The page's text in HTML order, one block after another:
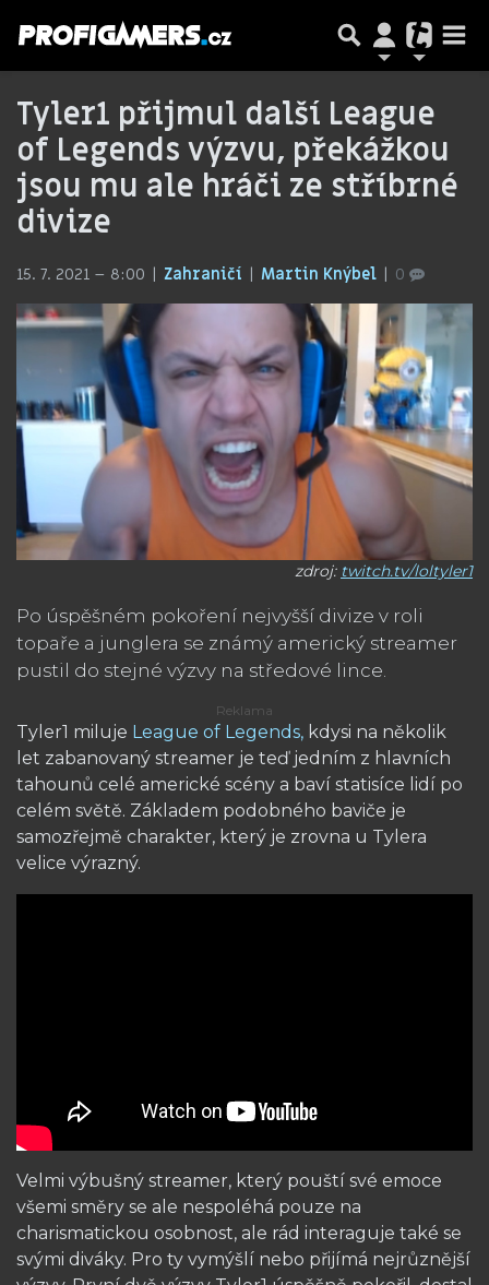
Tyler1 přijmul další League
of Legends výzvu, překážkou
jsou mu ale hráči ze stříbrné
divize
15. 7. 2021 – 8:00 Zahraničí Martin Knýbel 0
zdroj: twitch.tv/loltyler1
Po úspěšném pokoření nejvyšší divize v roli
topaře a junglera se známý americký streamer
pustil do stejné výzvy na středové lince.
Tyler1 miluje League of Legends, kdysi na několik
let zabanovaný streamer je teď jedním z hlavních
tahounů celé americké scény a baví statisíce lidí po
celém světě. Základem podobného baviče je
samozřejmě charakter, který je zrovna u Tylera
velice výrazný.
Velmi výbušný streamer, který pouští své emoce
všemi směry se ale nespoléhá pouze na
charismatickou osobnost, ale rád interaguje také se
svými diváky. Pro ty vymýšlí nebo přijímá nejrůznější